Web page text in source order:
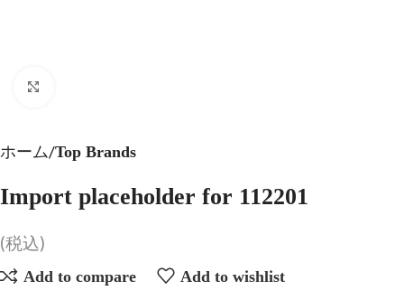
ホーム Top Brands
Import placeholder for 112201
(税込)
Add to compare Add to wishlist